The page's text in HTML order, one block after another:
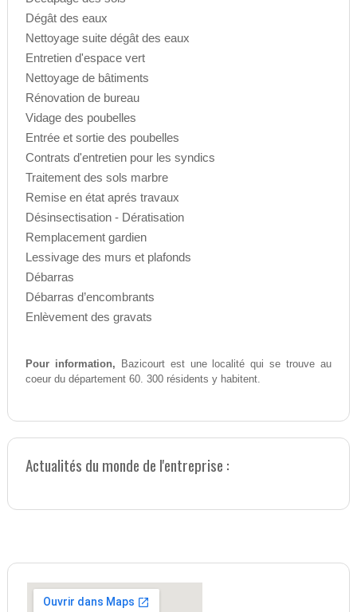
Dégât des eaux
Nettoyage suite dégât des eaux
Entretien d'espace vert
Nettoyage de bâtiments
Rénovation de bureau
Vidage des poubelles
Entrée et sortie des poubelles
Contrats d'entretien pour les syndics
Traitement des sols marbre
Remise en état aprés travaux
Désinsectisation - Dératisation
Remplacement gardien
Lessivage des murs et plafonds
Débarras
Débarras d’encombrants
Enlèvement des gravats
Pour information, Bazicourt est une localité qui se trouve au
coeur du département 60. 300 résidents y habitent.
Actualités du monde de l'entreprise :